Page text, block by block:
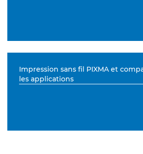
Impression sans fil PIXMA et
les applications